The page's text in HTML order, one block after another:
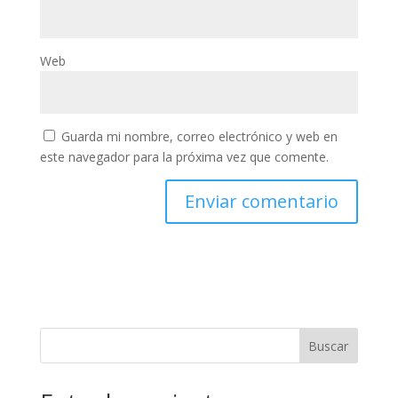
Web
Guarda mi nombre, correo electrónico y web en
este navegador para la próxima vez que comente.
Buscar